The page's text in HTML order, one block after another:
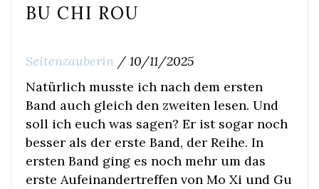
BU CHI ROU
Seitenzauberin / 10/11/2025
Natürlich musste ich nach dem ersten
Band auch gleich den zweiten lesen. Und
soll ich euch was sagen? Er ist sogar noch
besser als der erste Band, der Reihe. In
ersten Band ging es noch mehr um das
erste Aufeinandertreffen von Mo Xi und Gu